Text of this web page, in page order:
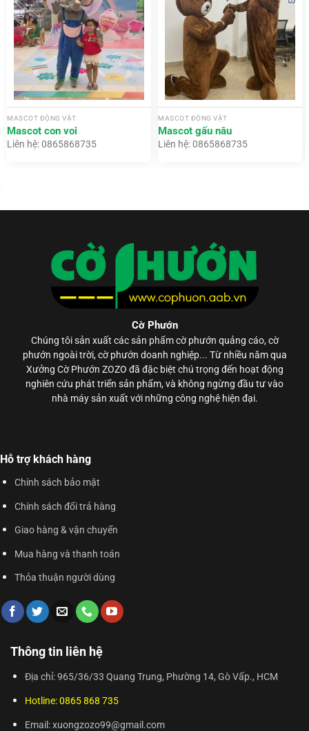
MASCOT ĐỘNG VẬT
Mascot con voi
Liên hệ: 0865868735
MASCOT ĐỘNG VẬT
Mascot gấu nâu
Liên hệ: 0865868735
Cờ Phướn
Chúng tôi sản xuất các sản phẩmcờ phướn quảng cáo, cờ
phướn ngoài trời, cờ phướn doanh nghiệp... Từ nhiều năm qua
Xưởng Cờ Phướn ZOZO đã đặc biệt chú trọng đến hoạt động
nghiên cứu phát triển sản phẩm, và không ngừng đầu tư vào
nhà máy sản xuất với những công nghệ hiện đại.
Hỗ trợ khách hàng
Chính sách bảo mật
Chính sách đổi trả hàng
Giao hàng & vận chuyển
Mua hàng và thanh toán
Thỏa thuận người dùng
Thông tin liên hệ
Địa chỉ: 965/36/33 Quang Trung, Phường 14, Gò Vấp., HCM
Hotline: 0865 868 735
Email: xuongzozo99@gmail.com